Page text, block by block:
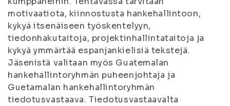
motivaatiota, kiinnostusta hankehallintoon,
kykyä itsenäiseen työskentelyyn,
tiedonhakutaitoja, projektinhallintataitoja ja
kykyä ymmärtää espanjankielisiä tekstejä.
Jäsenistä valitaan myös Guatemalan
hankehallintoryhmän puheenjohtaja ja
Guetamalan hankehallintoryhmän
tiedotusvastaava. Tiedotusvastaavalta